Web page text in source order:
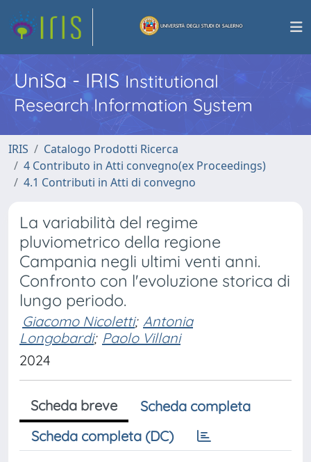
UniSa - IRISInstitutional
Research Information System
IRIS
Catalogo Prodotti Ricerca
4 Contributo in Atti convegno(ex Proceedings)
4.1 Contributi in Atti di convegno
La variabilità del regime
pluviometrico della regione
Campania negli ultimi venti anni.
Confronto con l'evoluzione storica di
lungo periodo.
Giacomo Nicoletti; Antonia
Longobardi; Paolo Villani
2024
Scheda breve
Scheda completa
Scheda completa (DC)